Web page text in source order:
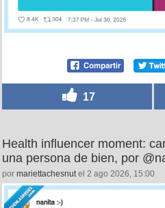
17
Health influencer moment:
una persona de bien, por
por mariettachesnut el 2 ago 2026, 15:00